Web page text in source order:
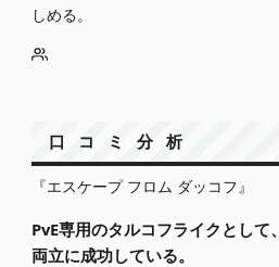
しめる。
口コミ分析
『エスケープ フロム ダッコフ』
PvE専用のタルコフライクとし
両立に成功している。